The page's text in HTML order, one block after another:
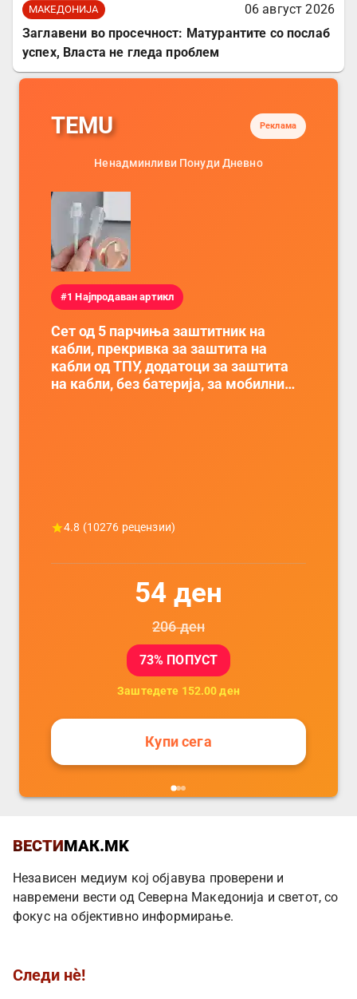
МАКЕДОНИЈА
06 август 2026
Заглавени во просечност: Матурантите со послаб
успех, Власта не гледа проблем
TEMU Реклама
Ненадминливи Понуди Дневно
#1 Најпродаван артикл
Сет од 5 парчиња заштитник на
кабли, прекривка за заштита на
кабли од ТПУ, додатоци за заштита
на кабли, без батерија, за мобилни
4.8 (10276 рецензии)
54 ден
206ден
73% ПОПУСТ
Заштедете 152.00 ден
Купи сега
ВЕСТИМАК.MK
Независен медиум кој објавува проверени и
навремени вести од Северна Македонија и светот, со
фокус на објективно информирање.
Следи нè!